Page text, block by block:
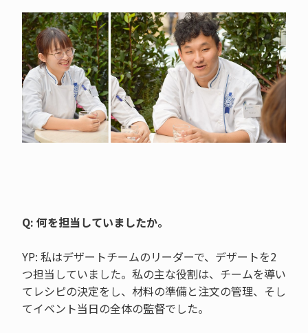
Q: 何を担当していましたか。
YP: 私はデザートチームのリーダーで、デザートを2
つ担当していました。私の主な役割は、チームを導い
てレシピの決定をし、材料の準備と注文の管理、そし
てイベント当日の全体の監督でした。